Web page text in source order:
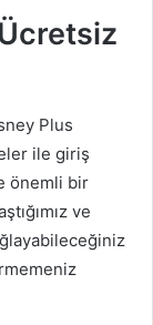
Plus
ile giriş
önemli bir
ve